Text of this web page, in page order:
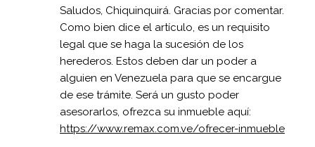
Saludos, Chiquinquirá. Gracias por comentar.
Como bien dice el artículo, es un requisito
legal que se haga la sucesión de los
herederos. Estos deben dar un poder a
alguien en Venezuela para que se encargue
de ese trámite. Será un gusto poder
asesorarlos, ofrezca su inmueble aquí:
https://www.remax.com.ve/ofrecer-inmueble